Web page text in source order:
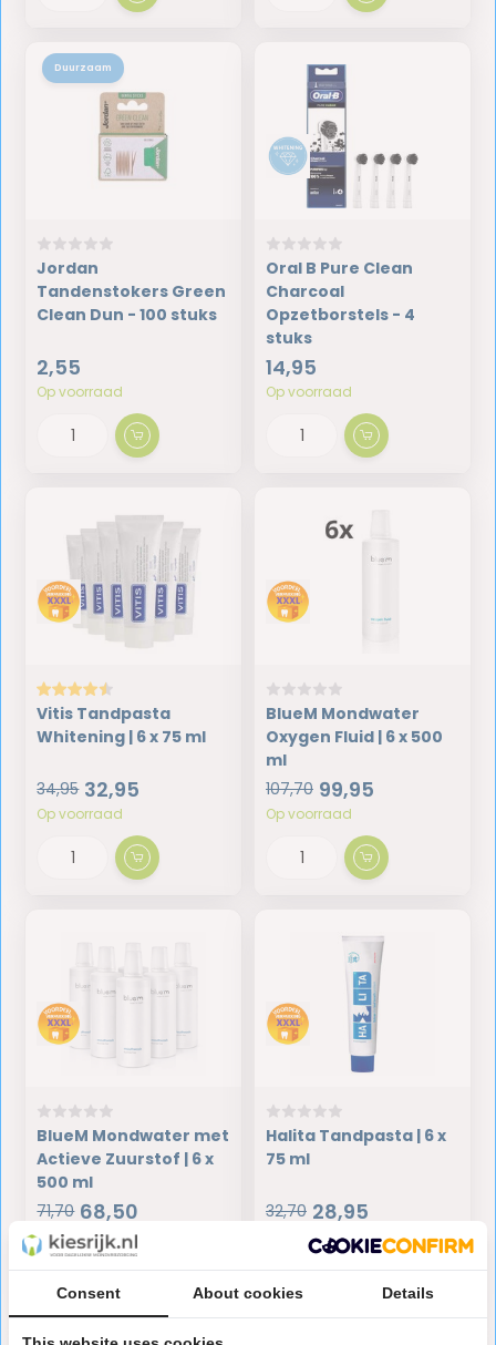
Duurzaam
Jordan
Tandenstokers Green
Clean Dun - 100 stuks
2,55
Op voorraad
Oral B Pure Clean
Charcoal
Opzetborstels - 4
stuks
14,95
Op voorraad
Vitis Tandpasta
Whitening | 6 x 75 ml
34,95 32,95
Op voorraad
BlueM Mondwater
Oxygen Fluid | 6 x 500
ml
107,70 99,95
Op voorraad
BlueM Mondwater met
Actieve Zuurstof | 6 x
500 ml
71,70 68,50
Op voorraad
Halita Tandpasta | 6 x
75 ml
32,70 28,95
Op voorraad
Consent About cookies Details